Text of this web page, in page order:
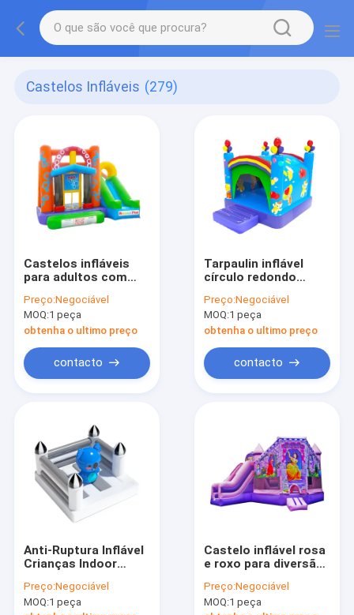
Castelos Infláveis (279)
Castelos infláveis
para adultos com
coloridos
Preço:Negociável
MOQ:1 peça
obtenha o ultimo preço
contacto
Tarpaulin inflável
círculo redondo
castelo de salto
logotipo
personalizado
Preço:Negociável
MOQ:1 peça
obtenha o ultimo preço
contacto
Anti-Ruptura Inflável
Crianças Indoor
costura
Preço:Negociável
MOQ:1 peça
Castelo inflável rosa
e roxo para diversão
Preço:Negociável
MOQ:1 peça